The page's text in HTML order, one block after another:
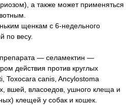
а также может применяться
щенкам с 6-недельного
по весу.
— селамектин —
действия против круглых
Toxocara canis, Ancylostoma
вшей, власоедов, ушного клеща и
клещей у собак и кошек.